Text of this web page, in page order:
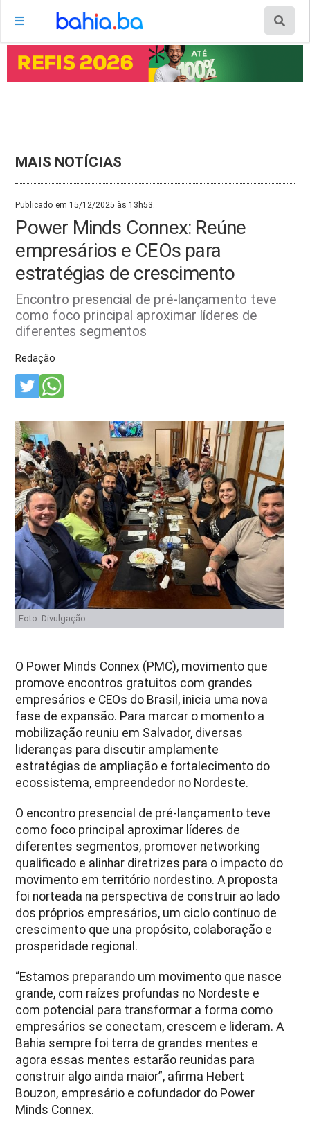
MAIS NOTÍCIAS
Publicado em 15/12/2025 às 13h53.
Power Minds Connex: Reúne
empresários e CEOs para
estratégias de crescimento
Encontro presencial de pré-lançamento teve
como foco principal aproximar líderes de
diferentes segmentos
Redação
Foto: Divulgação
O Power Minds Connex (PMC), movimento que
promove encontros gratuitos com grandes
empresários e CEOs do Brasil, inicia uma nova
fase de expansão. Para marcar o momento a
mobilização reuniu em Salvador, diversas
lideranças para discutir amplamente
estratégias de ampliação e fortalecimento do
ecossistema, empreendedor no Nordeste.
O encontro presencial de pré-lançamento teve
como foco principal aproximar líderes de
diferentes segmentos, promover networking
qualificado e alinhar diretrizes para o impacto do
movimento em território nordestino. A proposta
foi norteada na perspectiva de construir ao lado
dos próprios empresários, um ciclo contínuo de
crescimento que una propósito, colaboração e
prosperidade regional.
“Estamos preparando um movimento que nasce
grande, com raízes profundas no Nordeste e
com potencial para transformar a forma como
empresários se conectam, crescem e lideram. A
Bahia sempre foi terra de grandes mentes e
agora essas mentes estarão reunidas para
construir algo ainda maior”, afirma Hebert
Bouzon, empresário e cofundador do Power
Minds Connex.